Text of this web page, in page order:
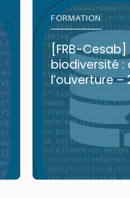
FORMATION
[FRB-
biodiversité :
l’ouverture –